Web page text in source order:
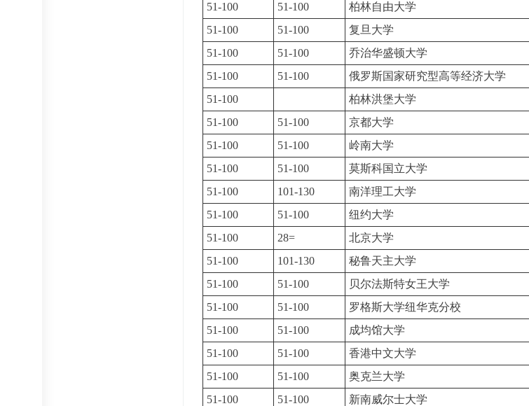
51-100
51-100 柏林自由大学
51-100
51-100 复旦大学
51-100
51-100 乔治华盛顿大学
51-100
51-100 俄罗斯国家研究型高等经济大学
51-100
柏林洪堡大学
51-100
51-100 京都大学
51-100
51-100 岭南大学
51-100
51-100 莫斯科国立大学
51-100
101-130 南洋理工大学
51-100
51-100 纽约大学
51-100
28= 北京大学
51-100
101-130 秘鲁天主大学
51-100
51-100 贝尔法斯特女王大学
51-100
51-100 罗格斯大学纽华克分校
51-100
51-100 成均馆大学
51-100
51-100 香港中文大学
51-100
51-100 奥克兰大学
51-100
51-100 新南威尔士大学